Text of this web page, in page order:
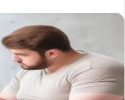
ى
X
ر
ي
د